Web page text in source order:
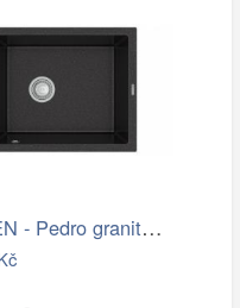
MEXEN - Pedro granitový dřez 1-miska…